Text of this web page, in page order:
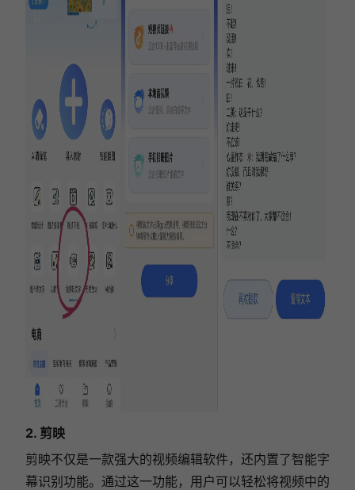
2. 剪映
剪映不仅是一款强大的视频编辑软件，还内置了智能字
幕识别功能。通过这一功能，用户可以轻松将视频中的